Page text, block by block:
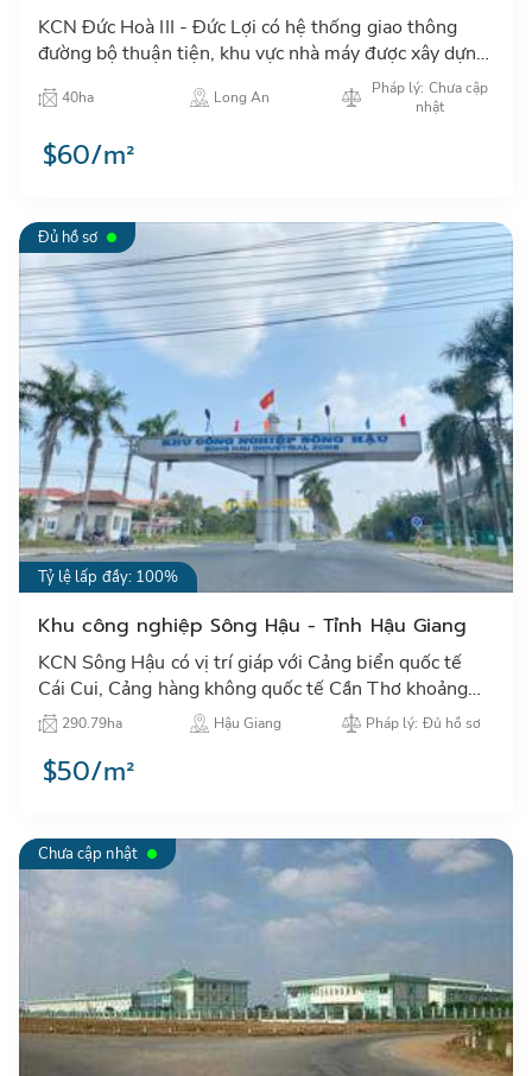
KCN Đức Hoà III - Đức Lợi có hệ thống giao thông
đường bộ thuận tiện, khu vực nhà máy được xây dựng
40ha Long An
Pháp lý: Chưa cập
nhật
$60/m²
Đủ hồ sơ
Tỷ lệ lấp đầy: 100%
Khu công nghiệp Sông Hậu - Tỉnh Hậu Giang
KCN Sông Hậu có vị trí giáp với Cảng biển quốc tế
Cái Cui, Cảng hàng không quốc tế Cần Thơ khoảng
15 km. Hệ thống cơ sở hạ tầng KCN được đầu tư khá
hoàn chỉnh…
290.79ha Hậu Giang Pháp lý: Đủ hồ sơ
$50/m²
Chưa cập nhật